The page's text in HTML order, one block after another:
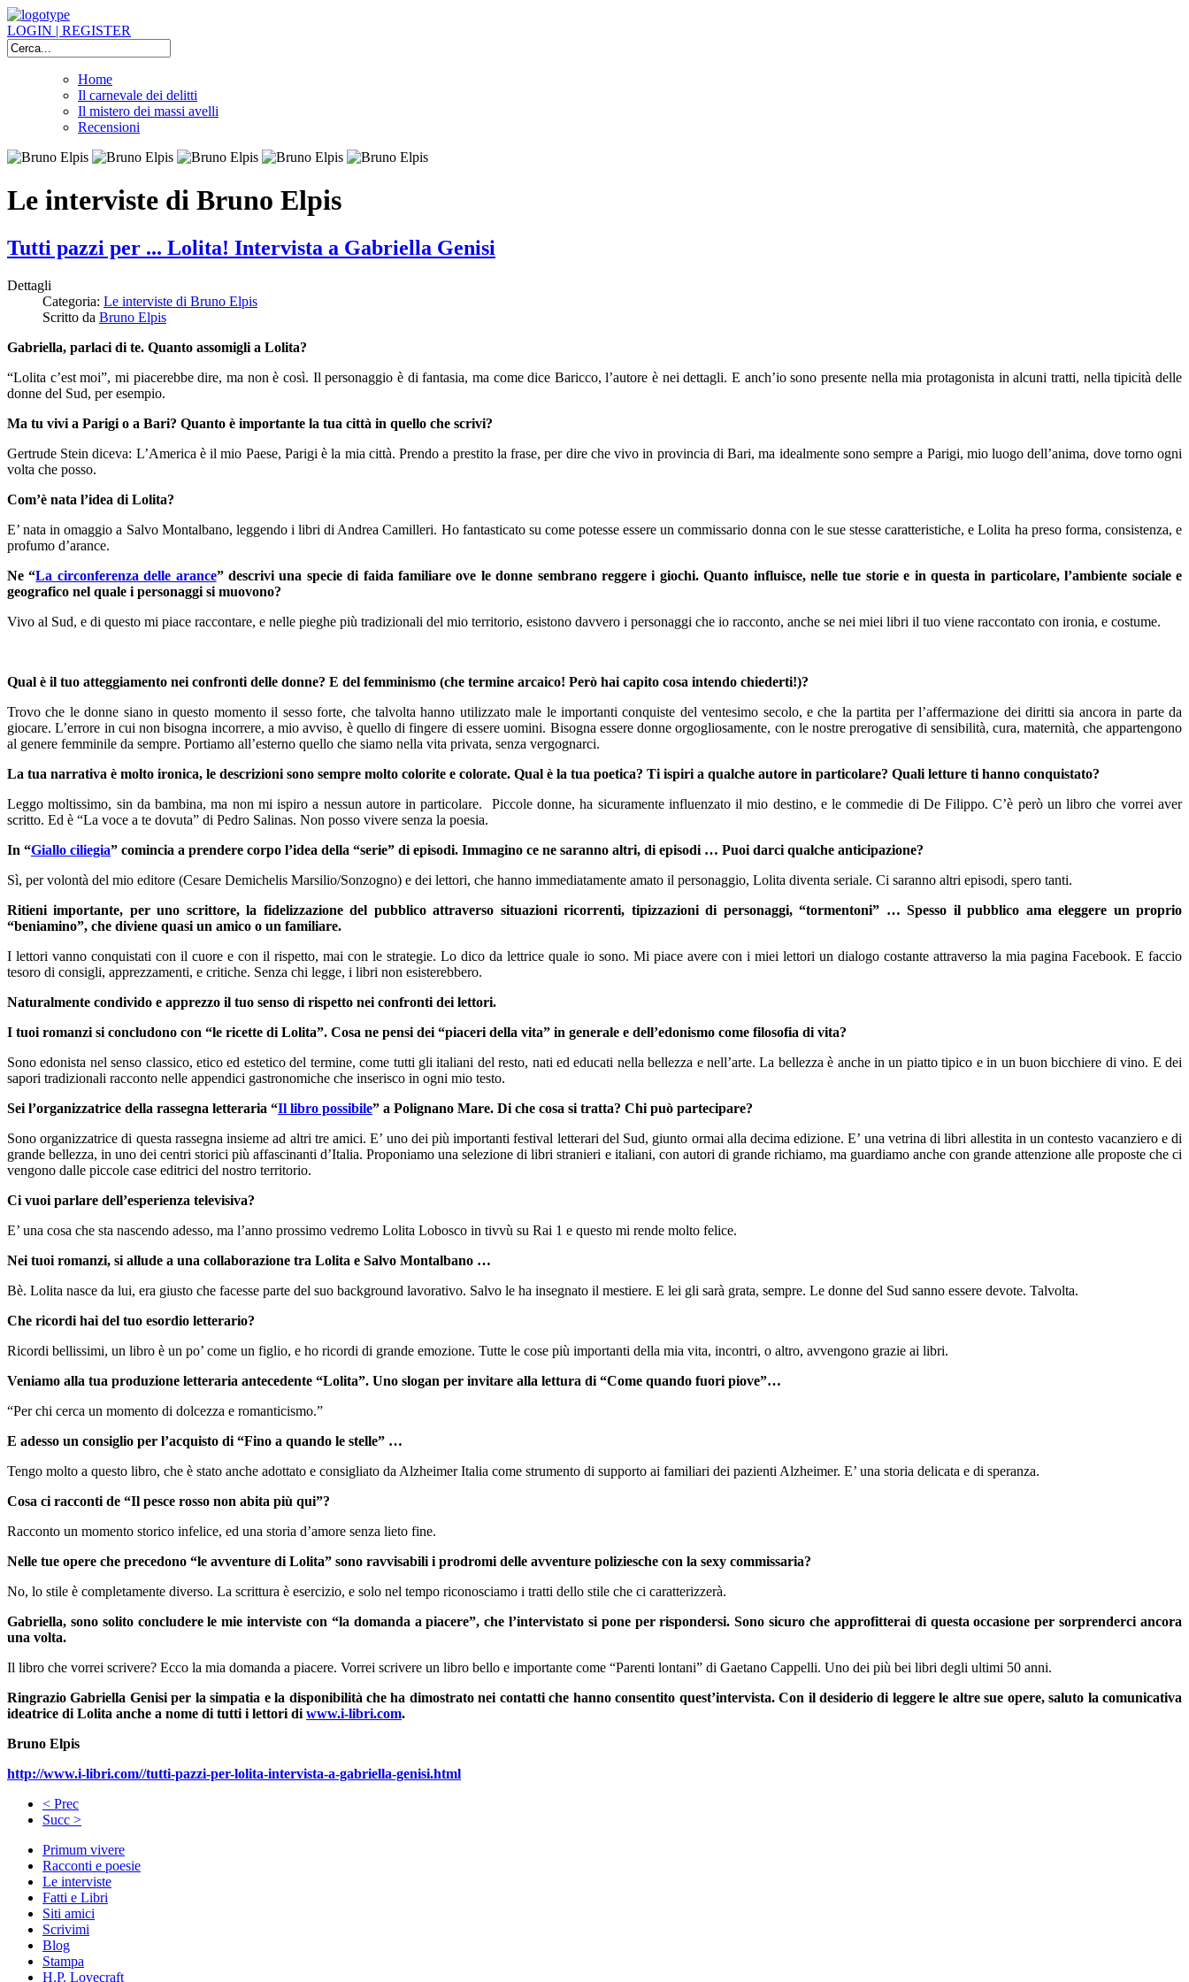
LOGIN | REGISTER
Home
Il carnevale dei delitti
Il mistero dei massi avelli
Recensioni
Le interviste di Bruno Elpis
Tutti pazzi per ... Lolita! Intervista a Gabriella Genisi
Dettagli
Categoria: Le interviste di Bruno Elpis
Scritto da Bruno Elpis
Gabriella, parlaci di te. Quanto assomigli a Lolita?
“Lolita c’est moi”, mi piacerebbe dire, ma non è così. Il personaggio è di fantasia, ma come dice Baricco, l’autore è nei dettagli. E anch’io sono presente nella mia protagonista in alcuni tratti, nella tipicità delle
donne del Sud, per esempio.
Ma tu vivi a Parigi o a Bari? Quanto è importante la tua città in quello che scrivi?
Gertrude Stein diceva: L’America è il mio Paese, Parigi è la mia città. Prendo a prestito la frase, per dire che vivo in provincia di Bari, ma idealmente sono sempre a Parigi, mio luogo dell’anima, dove torno ogni
volta che posso.
Com’è nata l’idea di Lolita?
E’ nata in omaggio a Salvo Montalbano, leggendo i libri di Andrea Camilleri. Ho fantasticato su come potesse essere un commissario donna con le sue stesse caratteristiche, e Lolita ha preso forma, consistenza, e
profumo d’arance.
Ne “La circonferenza delle arance” descrivi una specie di faida familiare ove le donne sembrano reggere i giochi. Quanto influisce, nelle tue storie e in questa in particolare, l’ambiente sociale e
geografico nel quale i personaggi si muovono?
Vivo al Sud, e di questo mi piace raccontare, e nelle pieghe più tradizionali del mio territorio, esistono davvero i personaggi che io racconto, anche se nei miei libri il tuo viene raccontato con ironia, e costume.
Qual è il tuo atteggiamento nei confronti delle donne? E del femminismo (che termine arcaico! Però hai capito cosa intendo chiederti!)?
Trovo che le donne siano in questo momento il sesso forte, che talvolta hanno utilizzato male le importanti conquiste del ventesimo secolo, e che la partita per l’affermazione dei diritti sia ancora in parte da
giocare. L’errore in cui non bisogna incorrere, a mio avviso, è quello di fingere di essere uomini. Bisogna essere donne orgogliosamente, con le nostre prerogative di sensibilità, cura, maternità, che appartengono
al genere femminile da sempre. Portiamo all’esterno quello che siamo nella vita privata, senza vergognarci.
La tua narrativa è molto ironica, le descrizioni sono sempre molto colorite e colorate. Qual è la tua poetica? Ti ispiri a qualche autore in particolare? Quali letture ti hanno conquistato?
Leggo moltissimo, sin da bambina, ma non mi ispiro a nessun autore in particolare. Piccole donne, ha sicuramente influenzato il mio destino, e le commedie di De Filippo. C’è però un libro che vorrei aver
scritto. Ed è “La voce a te dovuta” di Pedro Salinas. Non posso vivere senza la poesia.
In “Giallo ciliegia” comincia a prendere corpo l’idea della “serie” di episodi. Immagino ce ne saranno altri, di episodi … Puoi darci qualche anticipazione?
Sì, per volontà del mio editore (Cesare Demichelis Marsilio/Sonzogno) e dei lettori, che hanno immediatamente amato il personaggio, Lolita diventa seriale. Ci saranno altri episodi, spero tanti.
Ritieni importante, per uno scrittore, la fidelizzazione del pubblico attraverso situazioni ricorrenti, tipizzazioni di personaggi, “tormentoni” … Spesso il pubblico ama eleggere un proprio
“beniamino”, che diviene quasi un amico o un familiare.
I lettori vanno conquistati con il cuore e con il rispetto, mai con le strategie. Lo dico da lettrice quale io sono. Mi piace avere con i miei lettori un dialogo costante attraverso la mia pagina Facebook. E faccio
tesoro di consigli, apprezzamenti, e critiche. Senza chi legge, i libri non esisterebbero.
Naturalmente condivido e apprezzo il tuo senso di rispetto nei confronti dei lettori.
I tuoi romanzi si concludono con “le ricette di Lolita”. Cosa ne pensi dei “piaceri della vita” in generale e dell’edonismo come filosofia di vita?
Sono edonista nel senso classico, etico ed estetico del termine, come tutti gli italiani del resto, nati ed educati nella bellezza e nell’arte. La bellezza è anche in un piatto tipico e in un buon bicchiere di vino. E dei
sapori tradizionali racconto nelle appendici gastronomiche che inserisco in ogni mio testo.
Sei l’organizzatrice della rassegna letteraria “Il libro possibile” a Polignano Mare. Di che cosa si tratta? Chi può partecipare?
Sono organizzatrice di questa rassegna insieme ad altri tre amici. E’ uno dei più importanti festival letterari del Sud, giunto ormai alla decima edizione. E’ una vetrina di libri allestita in un contesto vacanziero e di
grande bellezza, in uno dei centri storici più affascinanti d’Italia. Proponiamo una selezione di libri stranieri e italiani, con autori di grande richiamo, ma guardiamo anche con grande attenzione alle proposte che ci
vengono dalle piccole case editrici del nostro territorio.
Ci vuoi parlare dell’esperienza televisiva?
E’ una cosa che sta nascendo adesso, ma l’anno prossimo vedremo Lolita Lobosco in tivvù su Rai 1 e questo mi rende molto felice.
Nei tuoi romanzi, si allude a una collaborazione tra Lolita e Salvo Montalbano …
Bè. Lolita nasce da lui, era giusto che facesse parte del suo background lavorativo. Salvo le ha insegnato il mestiere. E lei gli sarà grata, sempre. Le donne del Sud sanno essere devote. Talvolta.
Che ricordi hai del tuo esordio letterario?
Ricordi bellissimi, un libro è un po’ come un figlio, e ho ricordi di grande emozione. Tutte le cose più importanti della mia vita, incontri, o altro, avvengono grazie ai libri.
Veniamo alla tua produzione letteraria antecedente “Lolita”. Uno slogan per invitare alla lettura di “Come quando fuori piove”…
“Per chi cerca un momento di dolcezza e romanticismo.”
E adesso un consiglio per l’acquisto di “Fino a quando le stelle” …
Tengo molto a questo libro, che è stato anche adottato e consigliato da Alzheimer Italia come strumento di supporto ai familiari dei pazienti Alzheimer. E’ una storia delicata e di speranza.
Cosa ci racconti de “Il pesce rosso non abita più qui”?
Racconto un momento storico infelice, ed una storia d’amore senza lieto fine.
Nelle tue opere che precedono “le avventure di Lolita” sono ravvisabili i prodromi delle avventure poliziesche con la sexy commissaria?
No, lo stile è completamente diverso. La scrittura è esercizio, e solo nel tempo riconosciamo i tratti dello stile che ci caratterizzerà.
Gabriella, sono solito concludere le mie interviste con “la domanda a piacere”, che l’intervistato si pone per rispondersi. Sono sicuro che approfitterai di questa occasione per sorprenderci ancora
una volta.
Il libro che vorrei scrivere? Ecco la mia domanda a piacere. Vorrei scrivere un libro bello e importante come “Parenti lontani” di Gaetano Cappelli. Uno dei più bei libri degli ultimi 50 anni.
Ringrazio Gabriella Genisi per la simpatia e la disponibilità che ha dimostrato nei contatti che hanno consentito quest’intervista. Con il desiderio di leggere le altre sue opere, saluto la comunicativa
ideatrice di Lolita anche a nome di tutti i lettori di www.i-libri.com.
Bruno Elpis
http://www.i-libri.com//tutti-pazzi-per-lolita-intervista-a-gabriella-genisi.html
< Prec
Succ >
Primum vivere
Racconti e poesie
Le interviste
Fatti e Libri
Siti amici
Scrivimi
Blog
Stampa
H.P. Lovecraft